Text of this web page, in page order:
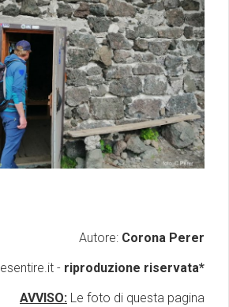
Autore: Corona Perer
- riproduzione riservata*
AVVISO: Le foto di questa pagina